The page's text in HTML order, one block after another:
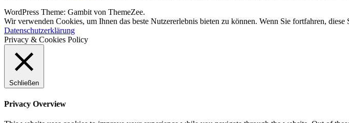
WordPress Theme: Gambit von ThemeZee.
Wir verwenden Cookies, um Ihnen das beste Nutzererlebnis bieten zu können. Wenn Sie fortfahren,
Datenschutzerklärung
Privacy & Cookies Policy
Schließen
Privacy Overview